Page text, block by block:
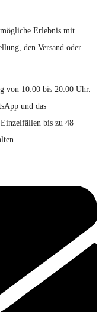
Erlebnis mit
den Versand oder
von 10:00 bis 20:00 Uhr.
und das
bis zu 48